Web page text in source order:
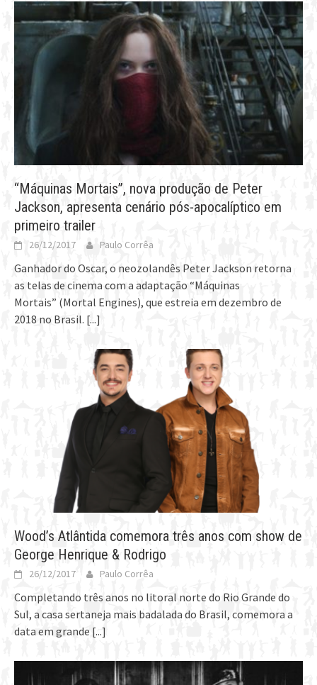
“Máquinas Mortais”, nova produção de Peter
Jackson, apresenta cenário pós-apocalíptico em
primeiro trailer
26/12/2017 Paulo Corrêa
Ganhador do Oscar, o neozolandês Peter Jackson retorna
as telas de cinema com a adaptação “Máquinas
Mortais” (Mortal Engines), que estreia em dezembro de
2018 no Brasil. [...]
Wood’s Atlântida comemora três anos com show de
George Henrique & Rodrigo
26/12/2017 Paulo Corrêa
Completando três anos no litoral norte do Rio Grande do
Sul, a casa sertaneja mais badalada do Brasil, comemora a
data em grande [...]